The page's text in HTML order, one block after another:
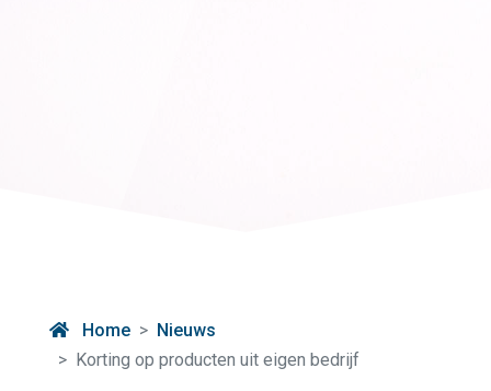
Home
Nieuws
Korting op producten uit eigen bedrijf